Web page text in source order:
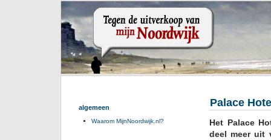
Palace
Het Palace
deel meer uit
algemeen
Waarom MijnNoordwijk.nl?